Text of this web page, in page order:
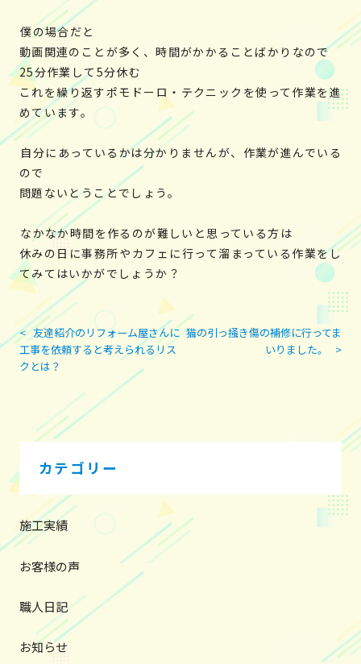
僕の場合だと
動画関連のことが多く、時間がかかることばかりなので
25分作業して5分休む
これを繰り返すポモドーロ・テクニックを使って作業を進
めています。
自分にあっているかは分かりませんが、作業が進んでいる
ので
問題ないとうことでしょう。
なかなか時間を作るのが難しいと思っている方は
休みの日に事務所やカフェに行って溜まっている作業をし
てみてはいかがでしょうか？
投
稿
ゲ
ー
シ
ョ
ン
< 友達紹介のリフォーム屋さんに
工事を依頼すると考えられるリス
クとは？
猫の引っ掻き傷の補修に行ってま
いりました。
>
カテゴリー
施工実績
お客様の声
職人日記
お知らせ